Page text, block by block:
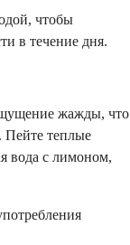
чтобы
в течение дня.
жажды, что
Пейте теплые
вода с лимоном,